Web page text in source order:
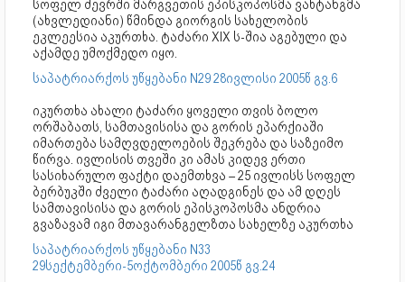
სოფელ ძევრში მარგვეთის ეპისკოპოსმა ვახტანგმა
(ახვლედიანი) წმინდა გიორგის სახელობის
ეკლეესია აკურთხა. ტაძარი XIX ს-შია აგებული და
აქამდე უმოქმედო იყო.
საპატრიარქოს უწყებანი N29 28ივლისი 2005წ გვ.6
იკურთხა ახალი ტაძარი ყოველი თვის ბოლო
ორშაბათს, სამთავისისა და გორის ეპარქიაში
იმართება სამღვდელოების შეკრება და საზეიმო
წირვა. ივლისის თვეში კი ამას კიდევ ერთი
სასიხარულო ფაქტი დაემთხვა – 25 ივლისს სოფელ
ბერბუკში ძველი ტაძარი აღადგინეს და ამ დღეს
სამთავისისა და გორის ეპისკოპოსმა ანდრია
გვაზავამ იგი მთავარანგელზთა სახელზე აკურთხა
საპატრიარქოს უწყებანი N33
29სექტემბერი-5ოქტომბერი 2005წ გვ.24